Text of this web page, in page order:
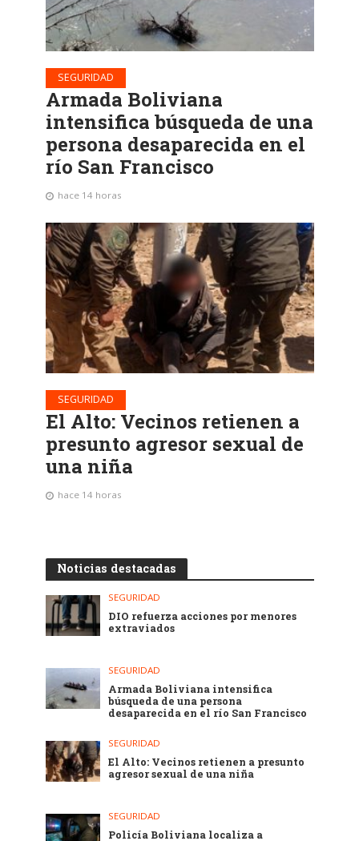
SEGURIDAD
Armada Boliviana
intensifica búsqueda de una
persona desaparecida en el
río San Francisco
hace 14 horas
SEGURIDAD
El Alto: Vecinos retienen a
presunto agresor sexual de
una niña
hace 14 horas
Noticias destacadas
SEGURIDAD
DIO refuerza acciones por menores
extraviados
SEGURIDAD
Armada Boliviana intensifica
búsqueda de una persona
desaparecida en el río San Francisco
SEGURIDAD
El Alto: Vecinos retienen a presunto
agresor sexual de una niña
SEGURIDAD
Policía Boliviana localiza a